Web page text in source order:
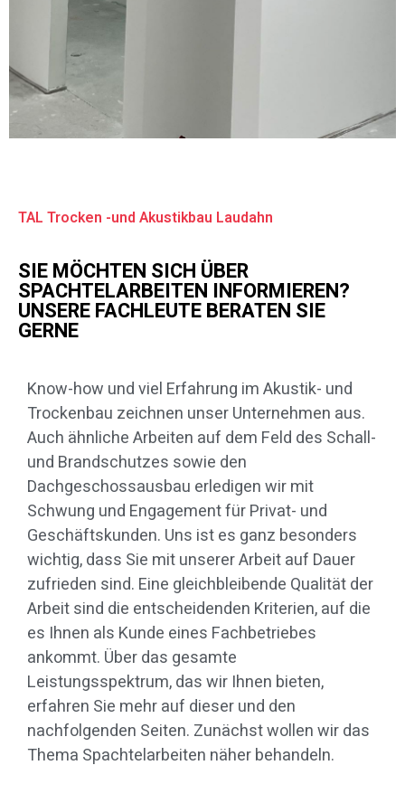
TAL Trocken -und Akustikbau Laudahn
SIE MÖCHTEN SICH ÜBER
SPACHTELARBEITEN INFORMIEREN?
UNSERE FACHLEUTE BERATEN SIE
GERNE
Know-how und viel Erfahrung im Akustik- und
Trockenbau zeichnen unser Unternehmen aus.
Auch ähnliche Arbeiten auf dem Feld des Schall-
und Brandschutzes sowie den
Dachgeschossausbau erledigen wir mit
Schwung und Engagement für Privat- und
Geschäftskunden. Uns ist es ganz besonders
wichtig, dass Sie mit unserer Arbeit auf Dauer
zufrieden sind. Eine gleichbleibende Qualität der
Arbeit sind die entscheidenden Kriterien, auf die
es Ihnen als Kunde eines Fachbetriebes
ankommt. Über das gesamte
Leistungsspektrum, das wir Ihnen bieten,
erfahren Sie mehr auf dieser und den
nachfolgenden Seiten. Zunächst wollen wir das
Thema Spachtelarbeiten näher behandeln.